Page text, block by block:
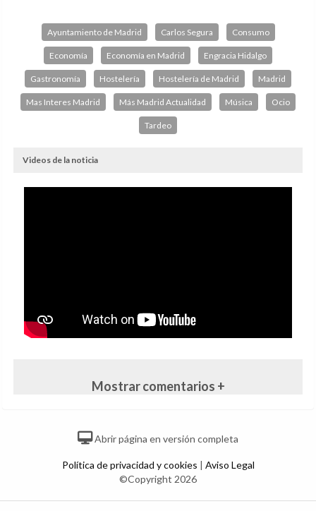
Ayuntamiento de Madrid Carlos Segura Consumo
Economía Economía en Madrid Engracia Hidalgo
Gastronomía Hostelería Hostelería de Madrid Madrid
Mas Interes Madrid Más Madrid Actualidad Música Ocio
Tardeo
Videos de la noticia
Mostrar comentarios +
Abrir página en versión completa
Política de privacidad y cookies | Aviso Legal
©Copyright 2026